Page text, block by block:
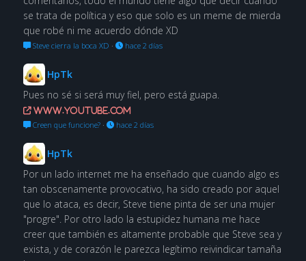
se trata de política y eso que solo es un meme de mierda
que robé ni me acuerdo dónde XD
Steve cierra la boca XD · hace 2 días
HpTk
Pues no sé si será muy fiel, pero está guapa.
www.youtube.com
Creen que funcione?· hace 2 días
HpTk
Por un lado internet me ha enseñado que cuando algo es
tan obscenamente provocativo, ha sido creado por aquel
que lo ataca, es decir, Steve tiene pinta de ser una mujer
"progre". Por otro lado la estupidez humana me hace
creer que también es altamente probable que Steve sea y
exista, y de corazón le parezca legítimo reivindicar tamaña